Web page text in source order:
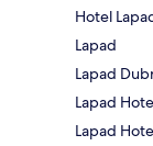
Hotel
Lapad
Lapad
Lapad
Lapad